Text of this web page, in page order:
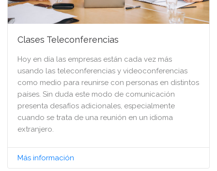
Clases Teleconferencias
Hoy en día las empresas están cada vez más
usando las teleconferencias y videoconferencias
como medio para reunirse con personas en distintos
países. Sin duda este modo de comunicación
presenta desafíos adicionales, especialmente
cuando se trata de una reunión en un idioma
extranjero.
Más información